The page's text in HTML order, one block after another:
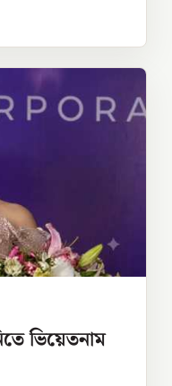
ভিয়েতনাম